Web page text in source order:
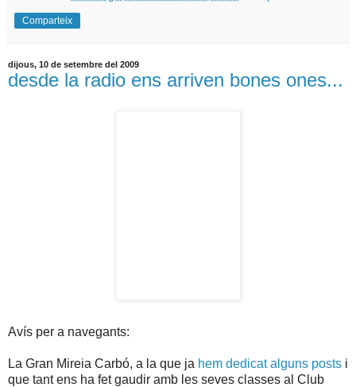
Comparteix
dijous, 10 de setembre del 2009
desde la radio ens arriven bones ones...
Avís per a navegants:
La Gran Mireia Carbó, a la que ja hem dedicat alguns posts i
que tant ens ha fet gaudir amb les seves classes al Club